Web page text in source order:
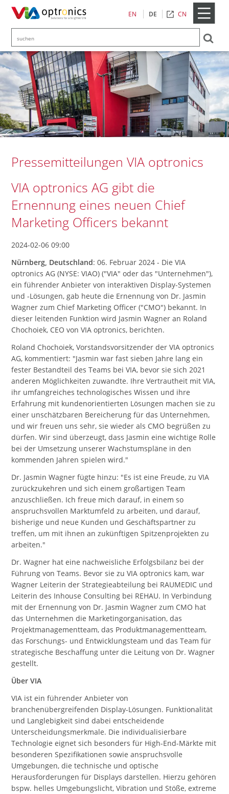
EN DE CN
Pressemitteilungen VIA optronics
VIA optronics AG gibt die
Ernennung eines neuen Chief
Marketing Officers bekannt
2024-02-06 09:00
Nürnberg, Deutschland: 06. Februar 2024 - Die VIA
optronics AG (NYSE: VIAO) ("VIA" oder das "Unternehmen"),
ein führender Anbieter von interaktiven Display-Systemen
und -Lösungen, gab heute die Ernennung von Dr. Jasmin
Wagner zum Chief Marketing Officer ("CMO") bekannt. In
dieser leitenden Funktion wird Jasmin Wagner an Roland
Chochoiek, CEO von VIA optronics, berichten.
Roland Chochoiek, Vorstandsvorsitzender der VIA optronics
AG, kommentiert: "Jasmin war fast sieben Jahre lang ein
fester Bestandteil des Teams bei VIA, bevor sie sich 2021
anderen Möglichkeiten zuwandte. Ihre Vertrautheit mit VIA,
ihr umfangreiches technologisches Wissen und ihre
Erfahrung mit kundenorientierten Lösungen machen sie zu
einer unschätzbaren Bereicherung für das Unternehmen,
und wir freuen uns sehr, sie wieder als CMO begrüßen zu
dürfen. Wir sind überzeugt, dass Jasmin eine wichtige Rolle
bei der Umsetzung unserer Wachstumspläne in den
kommenden Jahren spielen wird."
Dr. Jasmin Wagner fügte hinzu: "Es ist eine Freude, zu VIA
zurückzukehren und sich einem großartigen Team
anzuschließen. Ich freue mich darauf, in einem so
anspruchsvollen Marktumfeld zu arbeiten, und darauf,
bisherige und neue Kunden und Geschäftspartner zu
treffen, um mit ihnen an zukünftigen Spitzenprojekten zu
arbeiten."
Dr. Wagner hat eine nachweisliche Erfolgsbilanz bei der
Führung von Teams. Bevor sie zu VIA optronics kam, war
Wagner Leiterin der Strategieabteilung bei RAUMEDIC und
Leiterin des Inhouse Consulting bei REHAU. In Verbindung
mit der Ernennung von Dr. Jasmin Wagner zum CMO hat
das Unternehmen die Marketingorganisation, das
Projektmanagementteam, das Produktmanagementteam,
das Forschungs- und Entwicklungsteam und das Team für
strategische Beschaffung unter die Leitung von Dr. Wagner
gestellt.
Über VIA
VIA ist ein führender Anbieter von
branchenübergreifenden Display-Lösungen. Funktionalität
und Langlebigkeit sind dabei entscheidende
Unterscheidungsmerkmale. Die individualisierbare
Technologie eignet sich besonders für High-End-Märkte mit
besonderen Spezifikationen sowie anspruchsvolle
Umgebungen, die technische und optische
Herausforderungen für Displays darstellen. Hierzu gehören
bspw. helles Umgebungslicht, Vibration und Stöße, extreme